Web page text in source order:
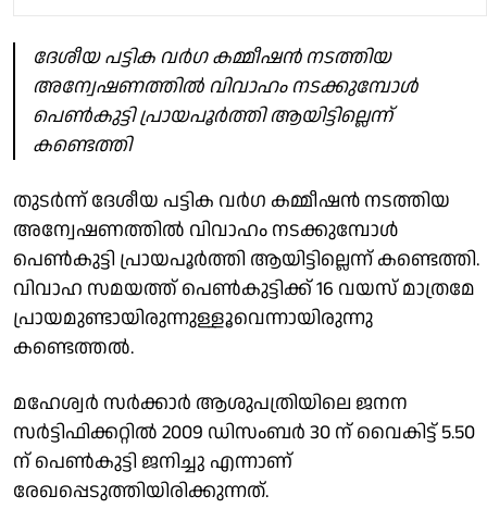
ദേശീയ പട്ടിക വര്‍ഗ കമ്മീഷൻ നടത്തിയ
അന്വേഷണത്തിൽ വിവാഹം നടക്കുമ്പോൾ
പെൺകുട്ടി പ്രായപൂർത്തി ആയിട്ടില്ലെന്ന്
കണ്ടെത്തി
തുടർന്ന് ദേശീയ പട്ടിക വര്‍ഗ കമ്മീഷൻ നടത്തിയ
അന്വേഷണത്തിൽ വിവാഹം നടക്കുമ്പോൾ
പെൺകുട്ടി പ്രായപൂർത്തി ആയിട്ടില്ലെന്ന് കണ്ടെത്തി.
വിവാഹ സമയത്ത് പെൺകുട്ടിക്ക് 16 വയസ് മാത്രമേ
പ്രായമുണ്ടായിരുന്നുള്ളൂവെന്നായിരുന്നു
കണ്ടെത്തൽ.
മഹേശ്വര്‍ സര്‍ക്കാര്‍ ആശുപത്രിയിലെ ജനന
സര്‍ട്ടിഫിക്കറ്റില്‍ 2009 ഡിസംബര്‍ 30 ന് വൈകിട്ട് 5.50
ന് പെണ്‍കുട്ടി ജനിച്ചു എന്നാണ്
രേഖപ്പെടുത്തിയിരിക്കുന്നത്.